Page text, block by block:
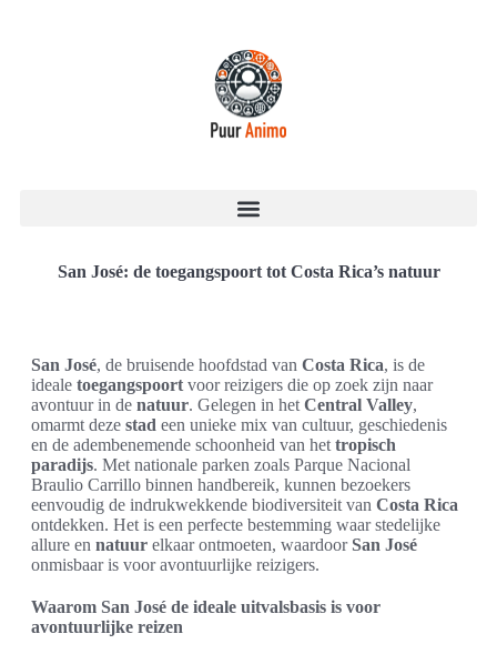
San José: de toegangspoort tot Costa Rica’s natuur
San José, de bruisende hoofdstad van Costa Rica, is de
ideale toegangspoort voor reizigers die op zoek zijn naar
avontuur in de natuur. Gelegen in het Central Valley,
omarmt deze stad een unieke mix van cultuur, geschiedenis
en de adembenemende schoonheid van het tropisch
paradijs. Met nationale parken zoals Parque Nacional
Braulio Carrillo binnen handbereik, kunnen bezoekers
eenvoudig de indrukwekkende biodiversiteit van Costa Rica
ontdekken. Het is een perfecte bestemming waar stedelijke
allure en natuur elkaar ontmoeten, waardoorSan José
onmisbaar is voor avontuurlijke reizigers.
Waarom San José de ideale uitvalsbasis is voor
avontuurlijke reizen